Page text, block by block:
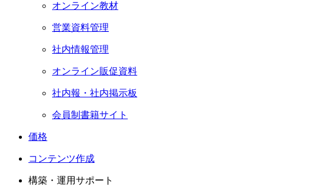
オンライン教材
営業資料管理
社内情報管理
オンライン販促資料
社内報・社内掲示板
会員制書籍サイト
価格
コンテンツ作成
構築・運用サポート